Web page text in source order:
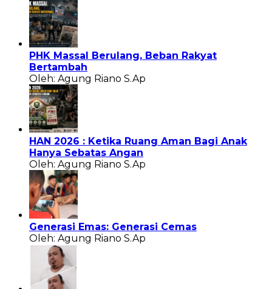
PHK Massal Berulang, Beban Rakyat
Bertambah
Oleh: Agung Riano S.Ap
HAN 2026 : Ketika Ruang Aman Bagi Anak
Hanya Sebatas Angan
Oleh: Agung Riano S.Ap
Generasi Emas: Generasi Cemas
Oleh: Agung Riano S.Ap